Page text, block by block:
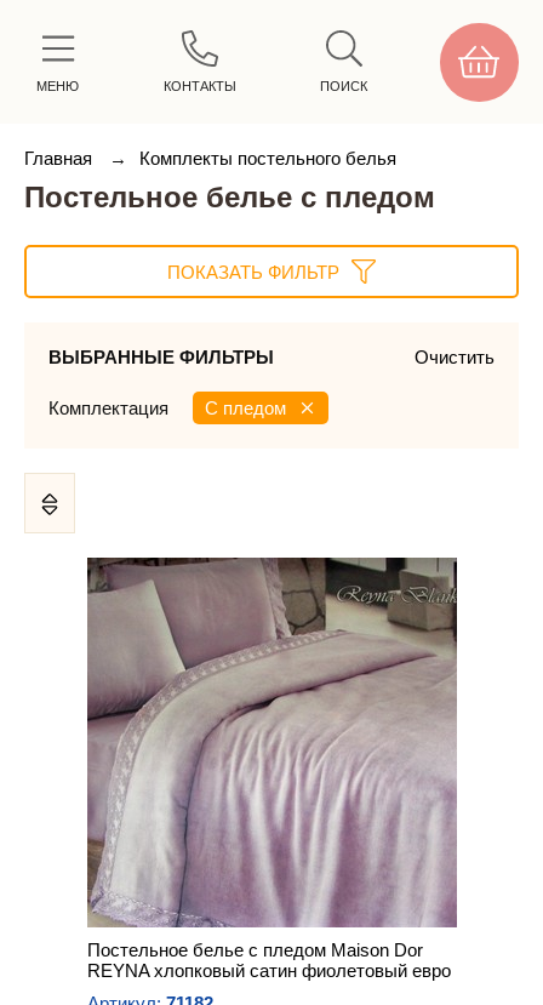
МЕНЮ КОНТАКТЫ ПОИСК
Главная → Комплекты постельного белья
Постельное белье с пледом
ПОКАЗАТЬ ФИЛЬТР
ВЫБРАННЫЕ ФИЛЬТРЫ Очистить
Комплектация С пледом
Постельное белье с пледом Maison Dor
REYNA хлопковый сатин фиолетовый евро